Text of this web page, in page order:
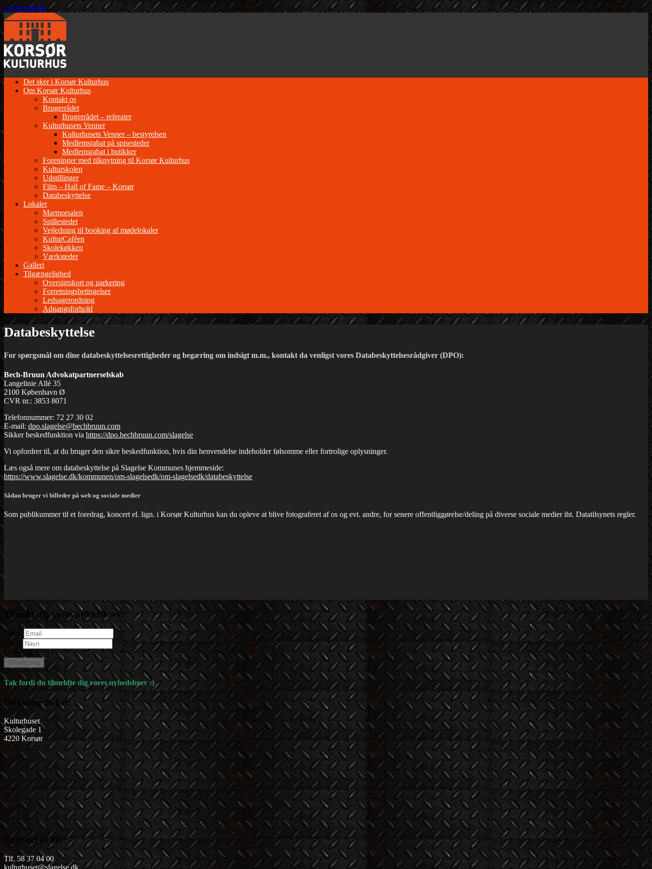
Gå til indhold
Det sker i Korsør Kulturhus
Om Korsør Kulturhus
Kontakt os
Brugerrådet
Brugerrådet – referater
Kulturhusets Venner
Kulturhusets Venner – bestyrelsen
Medlemsrabat på spisesteder
Medlemsrabat i butikker
Foreninger med tilknytning til Korsør Kulturhus
Kulturskolen
Udstillinger
Film – Hall of Fame – Korsør
Databeskyttelse
Lokaler
Marmorsalen
Spillestedet
Vejledning til booking af mødelokaler
KulturCaféen
Skolekøkken
Værksteder
Galleri
Tilgængelighed
Oversigtskort og parkering
Forretningsbetingelser
Ledsagerordning
Adgangsforhold
Databeskyttelse
For spørgsmål om dine databeskyttelsesrettigheder og begæring om indsigt m.m., kontakt da venligst vores Databeskyttelsesrådgiver (DPO):
Bech-Bruun Advokatpartnerselskab
Langelinie Allé 35
2100 København Ø
CVR nr.: 3853 8071
Telefonnummer: 72 27 30 02
E-mail: dpo.slagelse@bechbruun.com
Sikker beskedfunktion via https://dpo.bechbruun.com/slagelse
Vi opfordrer til, at du bruger den sikre beskedfunktion, hvis din henvendelse indeholder følsomme eller fortrolige oplysninger.
Læs også mere om databeskyttelse på Slagelse Kommunes hjemmeside:
https://www.slagelse.dk/kommunen/om-slagelsedk/om-slagelsedk/databeskyttelse
Sådan bruger vi billeder på web og sociale medier
Som publikummer til et foredrag, koncert el. lign. i Korsør Kulturhus kan du opleve at blive fotograferet af os og evt. andre, for senere offentliggørelse/deling på diverse sociale medier iht. Datatilsynets regler.
Tilmeld dig vores nyhedsbrev:
Email
Navn
Et øjeblik :-)
Tilmeld mig
Tak fordi du tilmeldte dig vores nyhedsbrev :)
Du finder os her:
Kulturhuset
Skolegade 1
4220 Korsør
Kontakt os her:
Tlf. 58 37 04 00
kulturhuset@slagelse.dk